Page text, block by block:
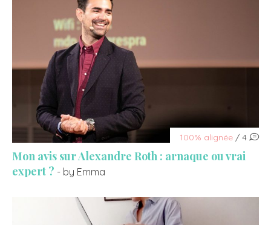
100% alignée / 4
Mon avis sur Alexandre Roth : arnaque ou vrai
expert ? - by Emma